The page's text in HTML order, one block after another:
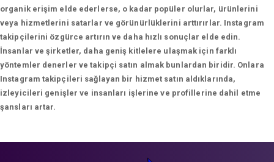
organik erişim elde ederlerse, o kadar popüler olurlar, ürünlerini
veya hizmetlerini satarlar ve görünürlüklerini arttırırlar. Instagram
takipçilerini özgürce artırın ve daha hızlı sonuçlar elde edin.
İnsanlar ve şirketler, daha geniş kitlelere ulaşmak için farklı
yöntemler denerler ve takipçi satın almak bunlardan biridir. Onlara
Instagram takipçileri sağlayan bir hizmet satın aldıklarında,
izleyicileri genişler ve insanları işlerine ve profillerine dahil etme
şansları artar.